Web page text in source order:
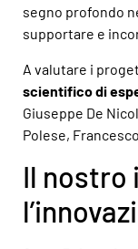
segno profondo
supportare e
A valutare i
scientifico di
Giuseppe De
Polese,
Il nostro